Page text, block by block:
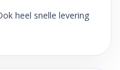
heel snelle levering